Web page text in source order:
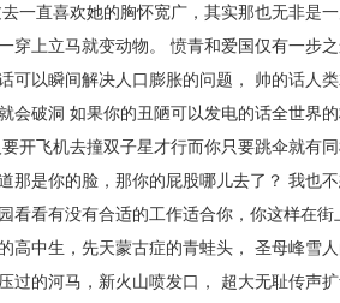
去一直喜欢她的胸怀宽广，其实那也无非是
穿上立马就变动物。 愤青和爱国仅有一步
可以瞬间解决人口膨胀的问题， 帅的话人
会破洞 如果你的丑陋可以发电的话全世界
开飞机去撞双子星才行而你只要跳伞就有
那是你的脸，那你的屁股哪儿去了？ 我也不
看看有没有合适的工作适合你，你这样在
高中生，先天蒙古症的青蛙头， 圣母峰雪
过的河马，新火山喷发口， 超大无耻传声